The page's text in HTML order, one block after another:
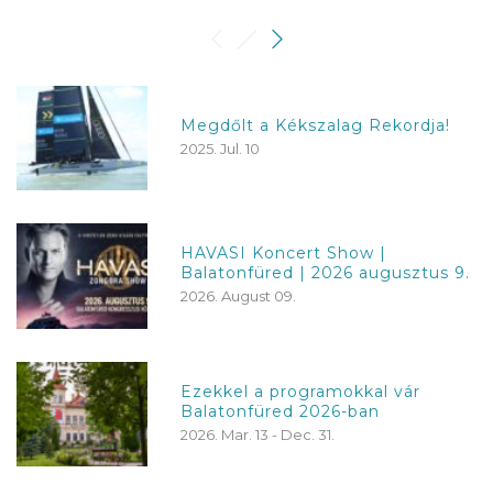
Megdőlt a Kékszalag Rekordja!
2025. Jul. 10
HAVASI Koncert Show |
Balatonfüred | 2026 augusztus 9.
2026. August 09.
Ezekkel a programokkal vár
Balatonfüred 2026-ban
2026. Mar. 13 - Dec. 31.